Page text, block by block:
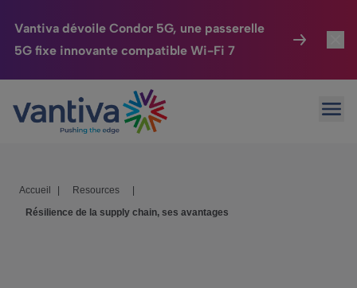
Vantiva dévoile Condor 5G, une passerelle
5G fixe innovante compatible Wi-Fi 7
Passer au contenu principal
Maison Connectée
HomeSight
Entreprise
Accueil Resources
Résilience de la supply chain, ses avantages